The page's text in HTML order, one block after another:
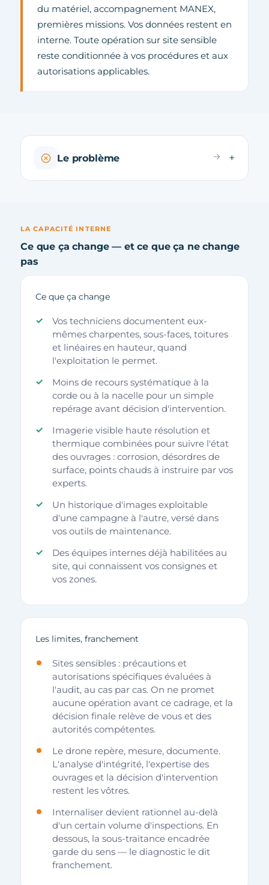
du matériel, accompagnement MANEX,
premières missions. Vos données restent en
interne. Toute opération sur site sensible
reste conditionnée à vos procédures et aux
autorisations applicables.
Le problème
LA CAPACITÉ INTERNE
Ce que ça change — et ce que ça ne change
pas
Ce que ça change
Vos techniciens documentent eux-
mêmes charpentes, sous-faces, toitures
et linéaires en hauteur, quand
l'exploitation le permet.
Moins de recours systématique à la
corde ou à la nacelle pour un simple
repérage avant décision d'intervention.
Imagerie visible haute résolution et
thermique combinées pour suivre l'état
des ouvrages : corrosion, désordres de
surface, points chauds à instruire par vos
experts.
Un historique d'images exploitable
d'une campagne à l'autre, versé dans
vos outils de maintenance.
Des équipes internes déjà habilitées au
site, qui connaissent vos consignes et
vos zones.
Les limites, franchement
Sites sensibles : précautions et
autorisations spécifiques évaluées à
l'audit, au cas par cas. On ne promet
aucune opération avant ce cadrage, et la
décision finale relève de vous et des
autorités compétentes.
Le drone repère, mesure, documente.
L'analyse d'intégrité, l'expertise des
ouvrages et la décision d'intervention
restent les vôtres.
Internaliser devient rationnel au-delà
d'un certain volume d'inspections. En
dessous, la sous-traitance encadrée
garde du sens — le diagnostic le dit
franchement.